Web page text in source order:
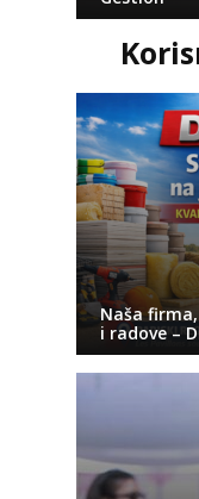
Naša
i radove –